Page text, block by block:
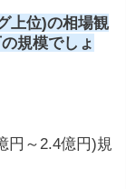
上位)の相場観
規模でしょ
円～2.4億円)規